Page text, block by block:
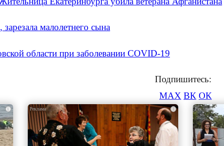
малолетнего сына
области при заболевании COVID-19
Подпишитесь:
MAX ВК ОК
i i